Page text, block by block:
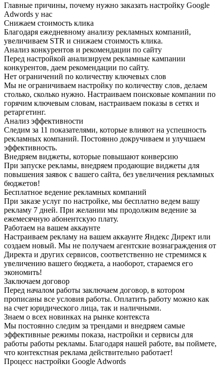
Главные причины, почему нужно заказать настройку Google
Adwords у нас
Снижаем стоимость клика
Благодаря ежедневному анализу рекламных компаний,
увеличиваем STR и снижаем стоимость клика.
Анализ конкурентов и рекомендации по сайту
Перед настройкой анализируем рекламные кампании
конкурентов, даем рекомендации по сайту.
Нет ограничений по количеству ключевых слов
Мы не ограничиваем настройку по количеству слов, делаем
столько, сколько нужно. Настраиваем поисковые компании по
горячим ключевым словам, настраиваем показы в сетях и
ретаргетинг.
Анализ эффективности
Следим за 11 показателями, которые влияют на успешность
рекламных компаний. Постоянно докручиваем и улучшаем
эффективность.
Внедряем виджеты, которые повышают конверсию
При запуске рекламы, внедряем продающие виджеты для
повышения заявок с вашего сайта, без увеличения рекламных
бюджетов!
Бесплатное ведение рекламных компаний
При заказе услуг по настройке, мы бесплатно ведем вашу
рекламу 7 дней. При желании мы продолжим ведение за
ежемесячную абонентскую плату.
Работаем на вашем аккаунте
Настраиваем рекламу на вашем аккаунте Яндекс Директ или
создаем новый. Мы не получаем агентские вознаграждения от
Директа и других сервисов, соответственно не стремимся к
увеличению вашего бюджета, а наоборот, стараемся его
экономить!
Заключаем договор
Перед началом работы заключаем договор, в котором
прописаны все условия работы. Оплатить работу можно как
на счет юридического лица, так и наличными.
Знаем о всех новинках на рынке контекста
Мы постоянно следим за трендами и внедряем самые
эффективные режимы показа, настройки и сервисы для
работы работы рекламы. Благодаря нашей работе, вы поймете,
что контекстная реклама действительно работает!
Процесс настройки Google Adwords